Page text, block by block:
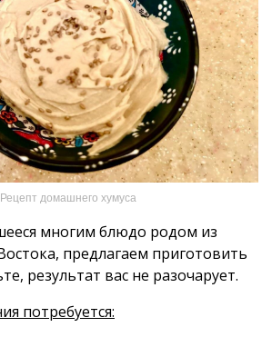
Рецепт домашнего хумуса
многим блюдо родом из
предлагаем приготовить
результат вас не разочарует.
потребуется: